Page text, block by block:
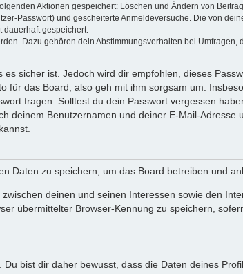
Aktionen gespeichert: Löschen und Ändern von
Passwort) und gescheiterte Anmeldeversuche. Die von
dauerhaft gespeichert.
Dazu gehören dein Abstimmungsverhalten bei Umfragen,
sicher ist. Jedoch wird dir empfohlen, dieses
das Board, also geh mit ihm sorgsam um.
fragen. Solltest du dein Passwort vergessen
deinem Benutzernamen und deiner E-Mail-Adresse
Daten zu speichern, um das Board betreiben und
deinen und seinen Interessen sowie den
übermittelter Browser-Kennung zu speichern,
bist dir daher bewusst, dass die Daten deines